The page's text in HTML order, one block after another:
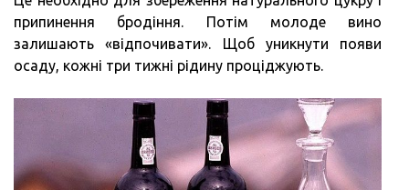
припинення бродіння. Потім молоде вино
залишають «відпочивати». Щоб уникнути появи
осаду, кожні три тижні рідину проціджують.